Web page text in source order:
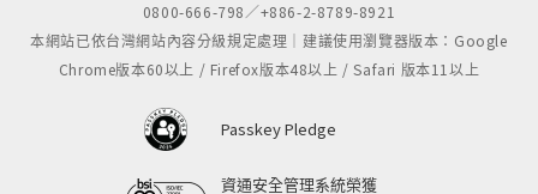
0800-666-798／+886-2-8789-8921
本網站已依台灣網站內容分級規定處理｜建議使用瀏覽器版本：Google
Chrome版本60以上 / Firefox版本48以上 / Safari 版本11以上
Passkey Pledge
資通安全管理系統榮獲